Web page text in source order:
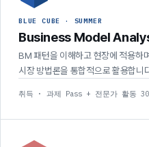
BLUE CUBE · SUMMER
Business Model
BM 패턴을 이해하고 현장에 적용하
시장 방법론을 통합적으로 활용합니
취득 · 과제 Pass + 전문가 활동